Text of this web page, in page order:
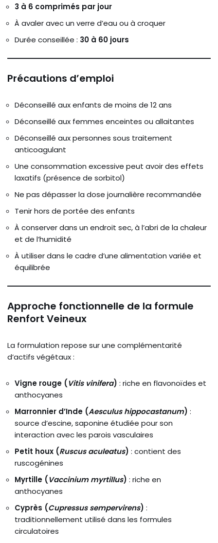
3 à 6 comprimés par jour
À avaler avec un verre d’eau ou à croquer
Durée conseillée : 30 à 60 jours
Précautions d’emploi
Déconseillé aux enfants de moins de 12 ans
Déconseillé aux femmes enceintes ou allaitantes
Déconseillé aux personnes sous traitement
anticoagulant
Une consommation excessive peut avoir des effets
laxatifs (présence de sorbitol)
Ne pas dépasser la dose journalière recommandée
Tenir hors de portée des enfants
À conserver dans un endroit sec, à l’abri de la chaleur
et de l’humidité
À utiliser dans le cadre d’une alimentation variée et
équilibrée
Approche fonctionnelle de la formule
Renfort Veineux
La formulation repose sur une complémentarité
d’actifs végétaux :
Vigne rouge ( Vitis vinifera) : riche en flavonoïdes et
anthocyanes
Marronnier d’Inde (Aesculus hippocastanum) :
source d’escine, saponine étudiée pour son
interaction avec les parois vasculaires
Petit houx (Ruscus aculeatus) : contient des
ruscogénines
Myrtille ( Vaccinium myrtillus) : riche en
anthocyanes
Cyprès (Cupressus sempervirens) :
traditionnellement utilisé dans les formules
circulatoires